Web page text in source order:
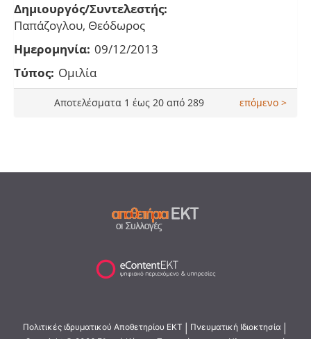
Δημιουργός/Συντελεστής:
Παπάζογλου, Θεόδωρος
Ημερομηνία: 09/12/2013
Τύπος: Ομιλία
Αποτελέσματα 1 έως 20 από 289 επόμενο >